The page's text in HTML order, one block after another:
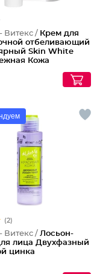
Витекс / Крем для
отбеливающий
Skin White
Кожа
(2)
Витекс / Лосьон-
лица Двухфазный
цинка